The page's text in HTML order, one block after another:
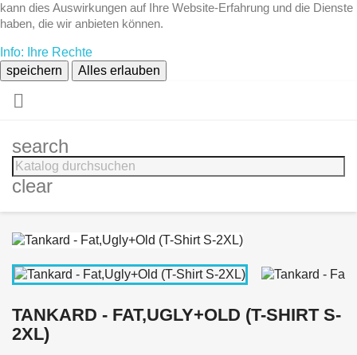
kann dies Auswirkungen auf Ihre Website-Erfahrung und die Dienste
haben, die wir anbieten können.
Info: Ihre Rechte
speichern
Alles erlauben

search
clear
TANKARD - FAT,UGLY+OLD (T-SHIRT S-
2XL)